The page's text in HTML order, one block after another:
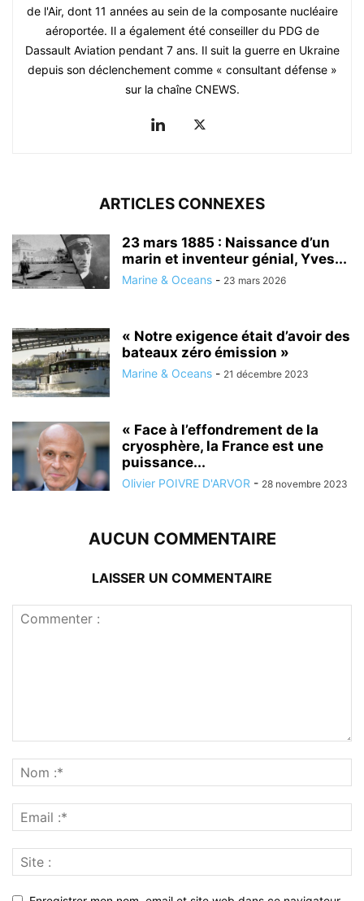
de l'Air, dont 11 années au sein de la composante nucléaire
aéroportée. Il a également été conseiller du PDG de
Dassault Aviation pendant 7 ans. Il suit la guerre en Ukraine
depuis son déclenchement comme « consultant défense »
sur la chaîne CNEWS.
ARTICLES CONNEXES
23 mars 1885 : Naissance d’un
marin et inventeur génial, Yves...
Marine & Oceans - 23 mars 2026
« Notre exigence était d’avoir des
bateaux zéro émission »
Marine & Oceans - 21 décembre 2023
« Face à l’effondrement de la
cryosphère, la France est une
puissance...
Olivier POIVRE D'ARVOR - 28 novembre 2023
AUCUN COMMENTAIRE
LAISSER UN COMMENTAIRE